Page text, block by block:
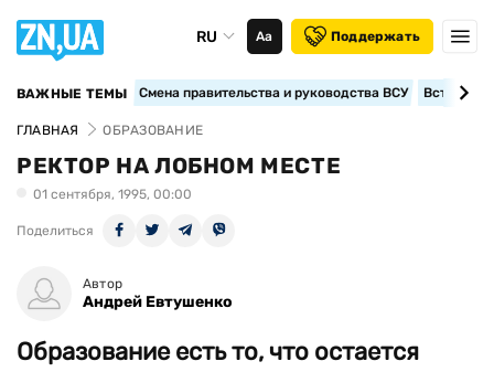
RU Аа Поддержать
ВАЖНЫЕ ТЕМЫ Смена правительства и руководства ВСУ
ГЛАВНАЯ ОБРАЗОВАНИЕ
РЕКТОР НА ЛОБНОМ МЕСТЕ
01 сентября, 1995, 00:00
Поделиться
Автор
Андрей Евтушенко
Образование есть то, что остается